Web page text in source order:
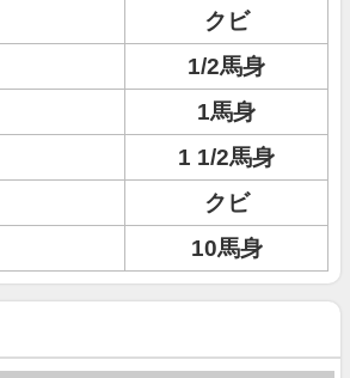
クビ
1/2馬身
1馬身
1 1/2馬身
クビ
10馬身